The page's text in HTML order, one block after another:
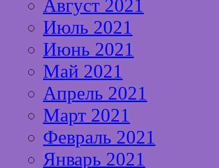
Август 2021
Июль 2021
Июнь 2021
Май 2021
Апрель 2021
Март 2021
Февраль 2021
Январь 2021